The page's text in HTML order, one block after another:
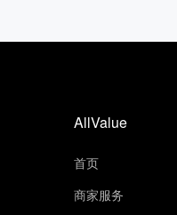
AllValue
首页
商家服务